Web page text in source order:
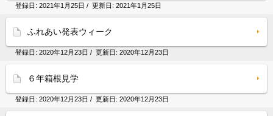
登録日: 2021年1月25日 / 更新日: 2021年1月25日
ふれあい発表ウィーク
登録日: 2020年12月23日 / 更新日: 2020年12月23日
６年箱根見学
登録日: 2020年12月23日 / 更新日: 2020年12月23日